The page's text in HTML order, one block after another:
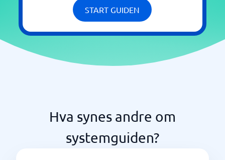
START GUIDEN
Hva synes andre om
systemguiden?